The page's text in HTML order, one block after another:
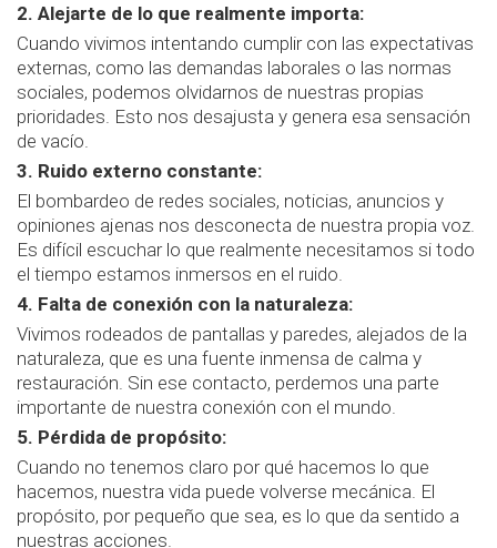
2. Alejarte de lo que realmente importa:
Cuando vivimos intentando cumplir con las expectativas
externas, como las demandas laborales o las normas
sociales, podemos olvidarnos de nuestras propias
prioridades. Esto nos desajusta y genera esa sensación
de vacío.
3. Ruido externo constante:
El bombardeo de redes sociales, noticias, anuncios y
opiniones ajenas nos desconecta de nuestra propia voz.
Es difícil escuchar lo que realmente necesitamos si todo
el tiempo estamos inmersos en el ruido.
4. Falta de conexión con la naturaleza:
Vivimos rodeados de pantallas y paredes, alejados de la
naturaleza, que es una fuente inmensa de calma y
restauración. Sin ese contacto, perdemos una parte
importante de nuestra conexión con el mundo.
5. Pérdida de propósito:
Cuando no tenemos claro por qué hacemos lo que
hacemos, nuestra vida puede volverse mecánica. El
propósito, por pequeño que sea, es lo que da sentido a
nuestras acciones.